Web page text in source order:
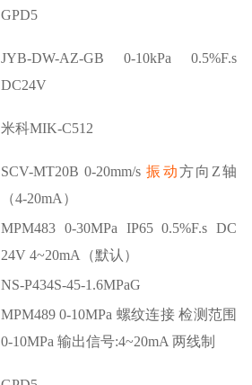
GPD5
JYB-DW-AZ-GB 0-10kPa 0.5%F.s
DC24V
米科MIK-C512
SCV-MT20B 0-20mm/s振动方向 Z轴
（4-20mA）
MPM483 0-30MPa IP65 0.5%F.s DC
24V 4~20mA（默认）
NS-P434S-45-1.6MPaG
MPM489 0-10MPa 螺纹连接 检测范围
0-10MPa 输出信号:4~20mA 两线制